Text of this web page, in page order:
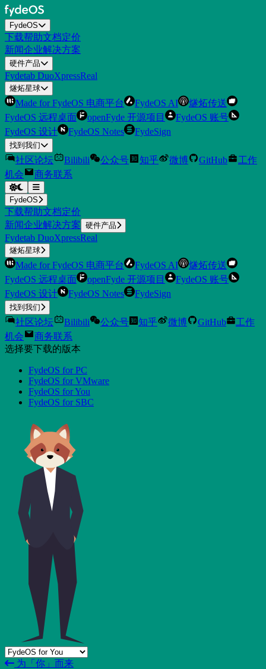
FydeOS
下载帮助文档定价
新闻企业解决方案
硬件产品
Fydetab DuoXpressReal
燧炻星球
Made for FydeOS 电商平台 FydeOS AI
燧炻传送
FydeOS 远程桌面
openFyde 开源项目
FydeOS 账号
FydeOS 设计
FydeOS Notes FydeSign
找到我们
社区论坛 Bilibili 公众号 知乎 微博 GitHub
工作
机会
商务联系
FydeOS
下载帮助文档定价
新闻企业解决方案 硬件产品
Fydetab DuoXpressReal
燧炻星球
Made for FydeOS 电商平台 FydeOS AI
燧炻传送
FydeOS 远程桌面
openFyde 开源项目
FydeOS 账号
FydeOS 设计
FydeOS Notes FydeSign
找到我们
社区论坛 Bilibili 公众号 知乎 微博 GitHub
工作
机会
商务联系
选择要下载的版本
FydeOS for PC
FydeOS for VMware
FydeOS for You
FydeOS for SBC
为「你」而来